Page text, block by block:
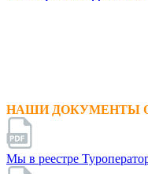
НАШИ ДОКУМЕНТЫ
Мы в реестре